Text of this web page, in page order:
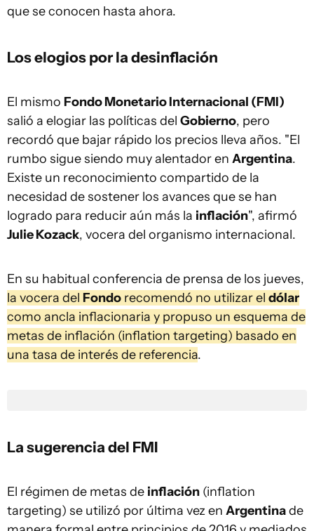
que se conocen hasta ahora.
Los elogios por la desinflación
El mismo Fondo Monetario Internacional (FMI)
salió a elogiar las políticas del Gobierno, pero
recordó que bajar rápido los precios lleva años. "El
rumbo sigue siendo muy alentador en Argentina.
Existe un reconocimiento compartido de la
necesidad de sostener los avances que se han
logrado para reducir aún más la inflación", afirmó
Julie Kozack, vocera del organismo internacional.
En su habitual conferencia de prensa de los jueves,
la vocera del Fondo recomendó no utilizar el dólar
como ancla inflacionaria y propuso un esquema de
metas de inflación (inflation targeting) basado en
una tasa de interés de referencia.
La sugerencia del FMI
El régimen de metas de inflación (inflation
targeting) se utilizó por última vez en Argentinade